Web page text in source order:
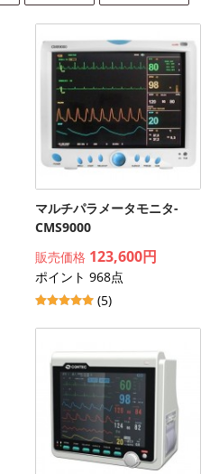
マルチパラメータモニタ-
CMS9000
販売価格 123,600円
ポイント 968点
(5)